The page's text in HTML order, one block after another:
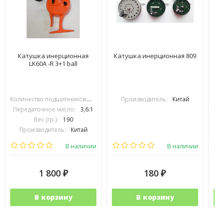
Катушка инерционная
LK60A -R 3+1 ball
Количество подшипников:
Передаточное число:
3,6:1
Вес (гр.):
190
Производитель:
Китай
В наличии
1 800 ₽
В корзину
Катушка инерционная 809
Производитель: Китай
В наличии
180 ₽
В корзину